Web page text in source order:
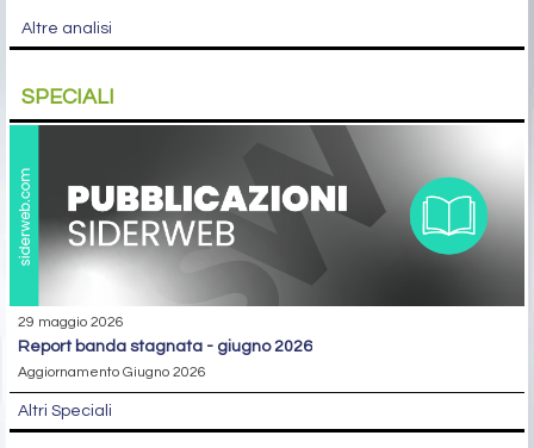
Altre analisi
SPECIALI
29 maggio 2026
report banda stagnata - giugno 2026
Aggiornamento Giugno 2026
Altri Speciali